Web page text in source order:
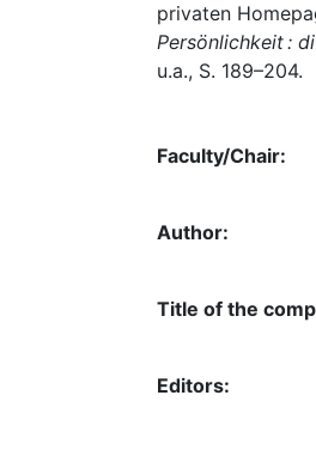
privaten
Persönlichkeit :
u.a., S. 189–204.
Faculty/Chair:
Author:
Title of the
Editors: